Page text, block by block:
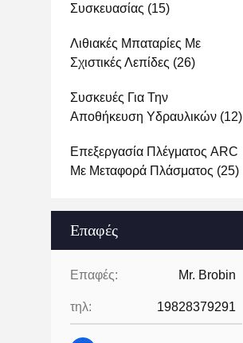
Συσκευασίας (15)
Λιθιακές Μπαταρίες Με
Σχιστικές Λεπίδες (26)
Συσκευές Για Την
Αποθήκευση Υδραυλικών (12)
Επεξεργασία Πλέγματος ARC
Με Μεταφορά Πλάσματος (25)
Επαφές
Επαφές: Mr. Brobin
τηλ: 19828379291